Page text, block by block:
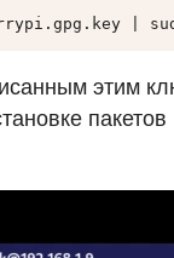
|
этим
пакетов